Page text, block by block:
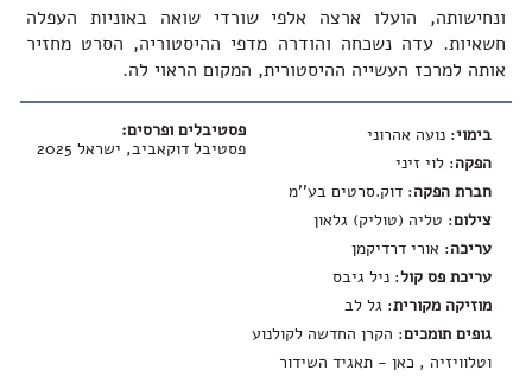
ונחישותה, הועלו ארצה אלפי שורדי שואה באוניות העפלה
חשאיות. עדה נשכחה והודרה מדפי ההיסטוריה, הסרט מחזיר
אותה למרכז העשייה ההיסטורית, המקום הראוי לה.
פסטיבלים ופרסים:
פסטיבל דוקאביב, ישראל 2025
בימוי: נועה אהרוני
הפקה: לוי זיני
חברת הפקה: דוק.סרטים בע''מ
צילום: טליה (טוליק) גלאון
עריכה: אורי דרדיקמן
עריכת פס קול: ניל גיבס
מוזיקה מקורית: גל לב
גופים תומכים: הקרן החדשה לקולנוע
וטלוויזיה , כאן - תאגיד השידור